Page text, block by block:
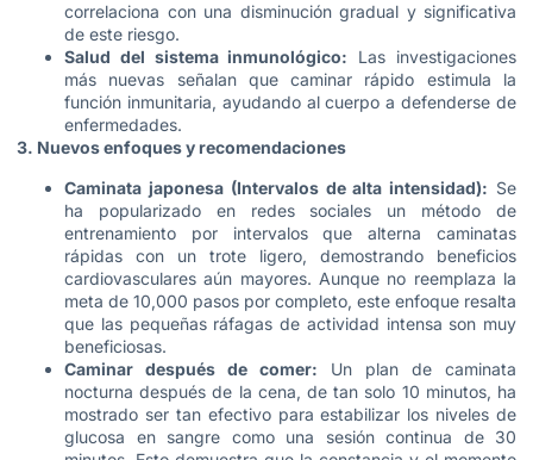
correlaciona con una disminución gradual y significativa
de este riesgo.
Salud del sistema inmunológico: Las investigaciones
más nuevas señalan que caminar rápido estimula la
función inmunitaria, ayudando al cuerpo a defenderse de
enfermedades.
3. Nuevos enfoques y recomendaciones
Caminata japonesa (Intervalos de alta intensidad): Se
ha popularizado en redes sociales un método de
entrenamiento por intervalos que alterna caminatas
rápidas con un trote ligero, demostrando beneficios
cardiovasculares aún mayores. Aunque no reemplaza la
meta de 10,000 pasos por completo, este enfoque resalta
que las pequeñas ráfagas de actividad intensa son muy
beneficiosas.
Caminar después de comer: Un plan de caminata
nocturna después de la cena, de tan solo 10 minutos, ha
mostrado ser tan efectivo para estabilizar los niveles de
glucosa en sangre como una sesión continua de 30